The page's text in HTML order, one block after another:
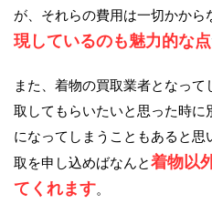
が、それらの費用は一切かから
現しているのも魅力的な点
また、着物の買取業者となっ
取してもらいたいと思った時
になってしまうこともあると
取を申し込めばなんと着物以
てくれます。